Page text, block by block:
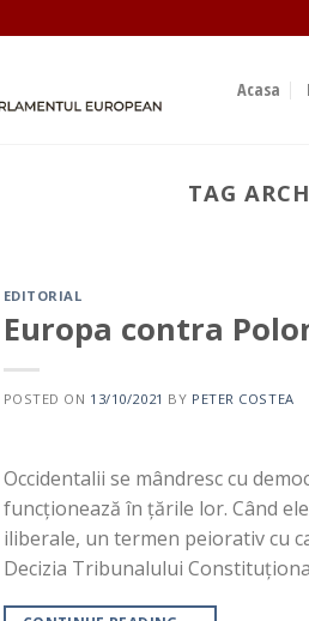
Acasa
TAG
Sondajele de
EDITORIAL
Europa contra
POSTED ON 13/10/2021 BY PETER COSTEA
Occidentalii se mândresc cu
funcționează în țările lor. Când
iliberale, un termen peiorativ cu
Decizia Tribunalului